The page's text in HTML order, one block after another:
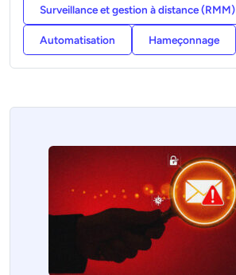
Surveillance et gestion à distance (RMM)
Automatisation Hameçonnage